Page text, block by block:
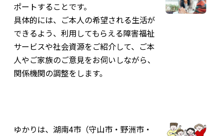
採用情報
お問合わせ
ポートすることです。
具体的には、ご本人の希望される生活が
できるよう、利用してもらえる障害福祉
サービスや社会資源をご紹介して、ご本
人やご家族のご意見をお伺いしながら、
関係機関の調整をします。
ゆかりは、湖南4市（守山市・野洲市・